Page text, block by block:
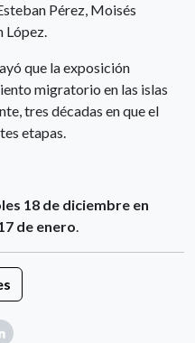
Pérez, Moisés
López.
que la exposición
migratorio en las islas
tres décadas en que el
etapas.
18 de diciembre en
de enero.